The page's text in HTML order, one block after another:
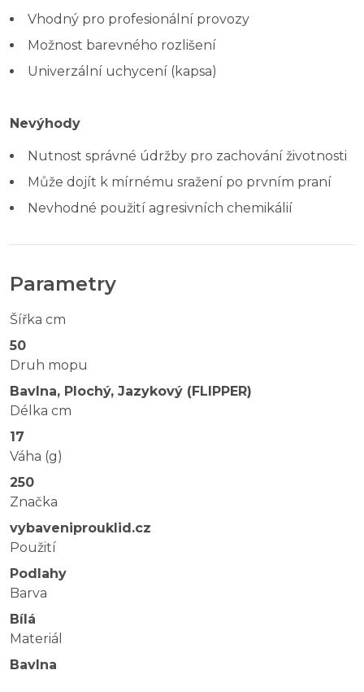
Vhodný pro profesionální provozy
Možnost barevného rozlišení
Univerzální uchycení (kapsa)
Nevýhody
Nutnost správné údržby pro zachování životnosti
Může dojít k mírnému sražení po prvním praní
Nevhodné použití agresivních chemikálií
Parametry
Šířka cm
50
Druh mopu
Bavlna, Plochý, Jazykový (FLIPPER)
Délka cm
17
Váha (g)
250
Značka
vybaveniprouklid.cz
Použití
Podlahy
Barva
Bílá
Materiál
Bavlna